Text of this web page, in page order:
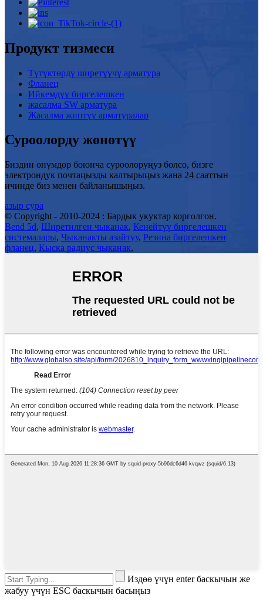
Продукт тизмеси
Түтүктөрдү ширетүүчү арматура
Фланец
Ийкемдүү биргелешкен
жасалма SW арматура
Жасалма жиптүү арматуралар
Суроолорду жөнөтүү
Биздин өнүмдөр боюнча суроолоруңуз болсо, бизге
электрондук почтаңызды калтырыңыз жана 24 сааттын
ичинде биз менен байланышыңыз.
азыр сура
© Copyright - 2010-2024 : Бардык укуктар корголгон.
Bend 5d, Ширетилген чыканак, Кеңейтүү биргелешкен
системалары, Чыканакты азайтуу, Резина биргелешкен
фланец, Кыска радиус чыканак,
Издөө үчүн enter баскычын же
жабуу үчүн ESC баскычын басыңыз